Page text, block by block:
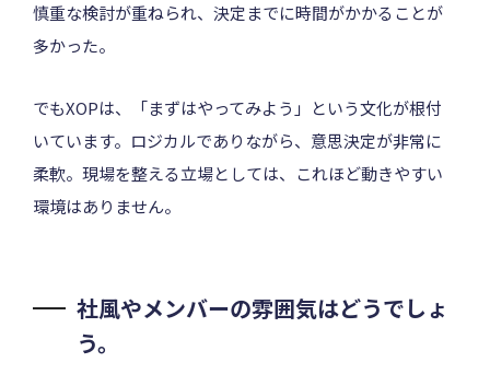
慎重な検討が重ねられ、決定までに時間がかかることが
多かった。
でもXOPは、「まずはやってみよう」という文化が根付
いています。ロジカルでありながら、意思決定が非常に
柔軟。現場を整える立場としては、これほど動きやすい
環境はありません。
社風やメンバーの雰囲気はどうでしょ
う。